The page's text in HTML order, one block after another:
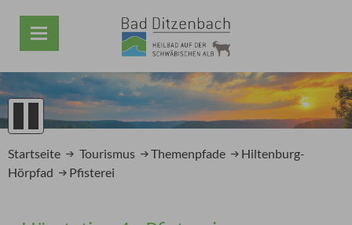
Startseite Tourismus Themenpfade
Hiltenburg-
Hörpfad
Pfisterei